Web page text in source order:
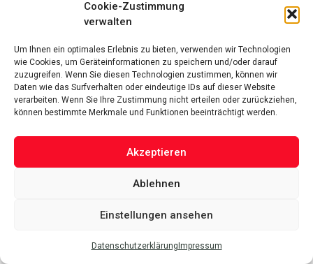
Cookie-Zustimmung
verwalten
Um Ihnen ein optimales Erlebnis zu bieten, verwenden wir Technologien
wie Cookies, um Geräteinformationen zu speichern und/oder darauf
zuzugreifen. Wenn Sie diesen Technologien zustimmen, können wir
Daten wie das Surfverhalten oder eindeutige IDs auf dieser Website
verarbeiten. Wenn Sie Ihre Zustimmung nicht erteilen oder zurückziehen,
können bestimmte Merkmale und Funktionen beeinträchtigt werden.
Akzeptieren
Ablehnen
Einstellungen ansehen
Datenschutzerklärung Impressum